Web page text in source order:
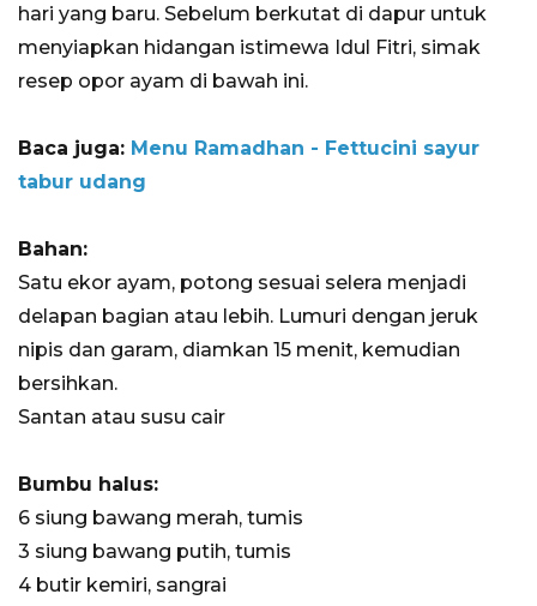
hari yang baru. Sebelum berkutat di dapur untuk
menyiapkan hidangan istimewa Idul Fitri, simak
resep opor ayam di bawah ini.
Baca juga: Menu Ramadhan - Fettucini sayur
tabur udang
Bahan:
Satu ekor ayam, potong sesuai selera menjadi
delapan bagian atau lebih. Lumuri dengan jeruk
nipis dan garam, diamkan 15 menit, kemudian
bersihkan.
Santan atau susu cair
Bumbu halus:
6 siung bawang merah, tumis
3 siung bawang putih, tumis
4 butir kemiri, sangrai